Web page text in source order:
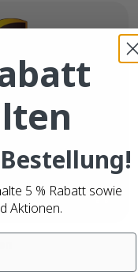
5 % Rabatt sowie
Aktionen.